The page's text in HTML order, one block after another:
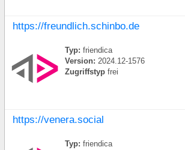
https://freundlich.schinbo.de
Typ: friendica
Version: 2024.12-1576
Zugriffstyp frei
https://venera.social
Typ: friendica